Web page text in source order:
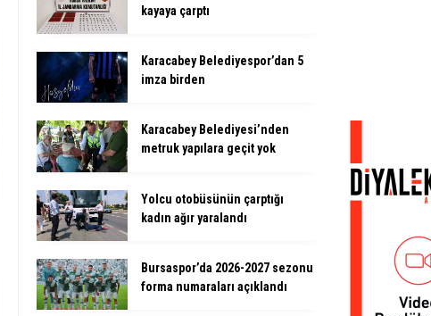
kayaya çarptı
Karacabey Belediyespor’dan 5
imza birden
Karacabey Belediyesi’nden
metruk yapılara geçit yok
Yolcu otobüsünün çarptığı
kadın ağır yaralandı
Bursaspor’da 2026-2027 sezonu
forma numaraları açıklandı